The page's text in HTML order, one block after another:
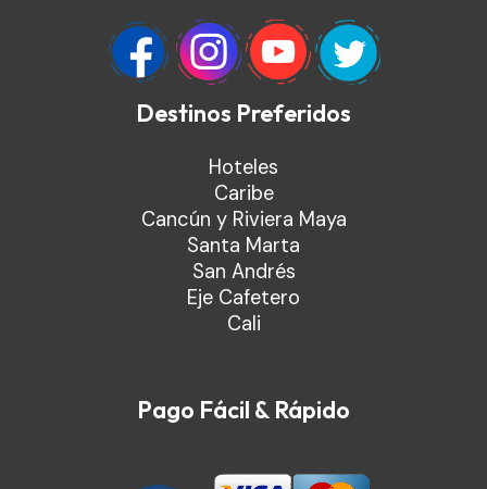
Destinos Preferidos
Hoteles
Caribe
Cancún y Riviera Maya
Santa Marta
San Andrés
Eje Cafetero
Cali
Pago Fácil & Rápido